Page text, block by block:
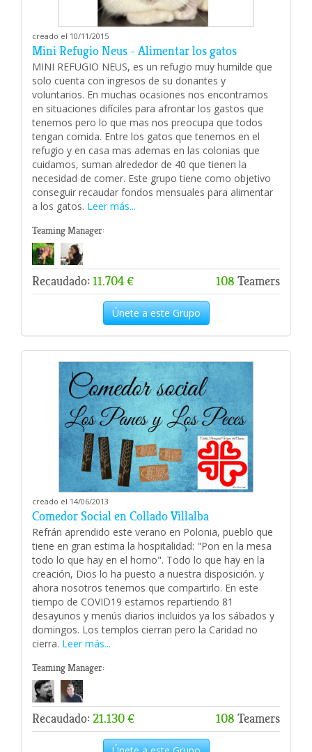
creado el 10/11/2015
Mini Refugio Neus - Alimentar los gatos
MINI REFUGIO NEUS, es un refugio muy humilde que
solo cuenta con ingresos de su donantes y
voluntarios. En muchas ocasiones nos encontramos
en situaciones difíciles para afrontar los gastos que
tenemos pero lo que mas nos preocupa que todos
tengan comida. Entre los gatos que tenemos en el
refugio y en casa mas ademas en las colonias que
cuidamos, suman alrededor de 40 que tienen la
necesidad de comer. Este grupo tiene como objetivo
conseguir recaudar fondos mensuales para alimentar
a los gatos. Leer más...
Teaming Manager:
Recaudado: 11.704 € 108 Teamers
Únete a este Grupo
creado el 14/06/2013
Comedor Social en Collado Villalba
Refrán aprendido este verano en Polonia, pueblo que
tiene en gran estima la hospitalidad: "Pon en la mesa
todo lo que hay en el horno". Todo lo que hay en la
creación, Dios lo ha puesto a nuestra disposición. y
ahora nosotros tenemos que compartirlo. En este
tiempo de COVID19 estamos repartiendo 81
desayunos y menús diarios incluidos ya los sábados y
domingos. Los templos cierran pero la Caridad no
cierra. Leer más...
Teaming Manager:
Recaudado: 21.130 € 108 Teamers